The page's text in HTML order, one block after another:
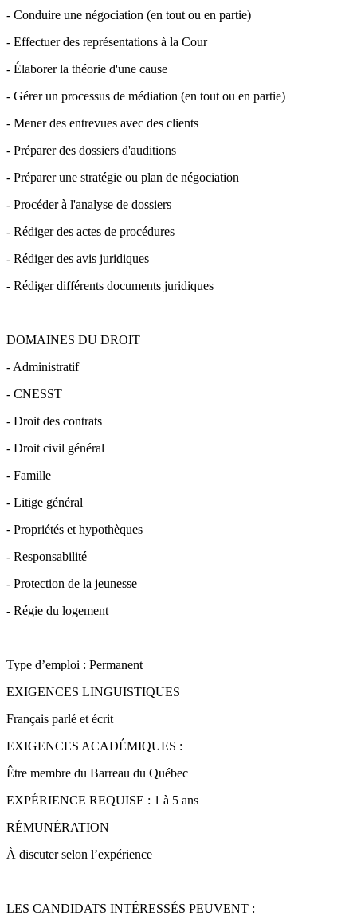
- Conduire une négociation (en tout ou en partie)
- Effectuer des représentations à la Cour
- Élaborer la théorie d'une cause
- Gérer un processus de médiation (en tout ou en partie)
- Mener des entrevues avec des clients
- Préparer des dossiers d'auditions
- Préparer une stratégie ou plan de négociation
- Procéder à l'analyse de dossiers
- Rédiger des actes de procédures
- Rédiger des avis juridiques
- Rédiger différents documents juridiques
DOMAINES DU DROIT
- Administratif
- CNESST
- Droit des contrats
- Droit civil général
- Famille
- Litige général
- Propriétés et hypothèques
- Responsabilité
- Protection de la jeunesse
- Régie du logement
Type d’emploi : Permanent
EXIGENCES LINGUISTIQUES
Français parlé et écrit
EXIGENCES ACADÉMIQUES :
Être membre du Barreau du Québec
EXPÉRIENCE REQUISE : 1 à 5 ans
RÉMUNÉRATION
À discuter selon l’expérience
LES CANDIDATS INTÉRESSÉS PEUVENT :